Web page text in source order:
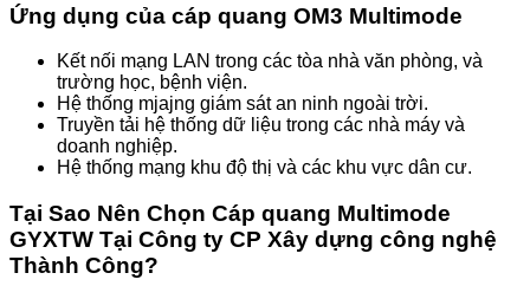
Ứng dụng của cáp quang OM3 Multimode
Kết nối mạng LAN trong các tòa nhà văn phòng, và
trường học, bệnh viện.
Hệ thống mjajng giám sát an ninh ngoài trời.
Truyền tải hệ thống dữ liệu trong các nhà máy và
doanh nghiệp.
Hệ thống mạng khu độ thị và các khu vực dân cư.
Tại Sao Nên Chọn Cáp quang Multimode
GYXTW Tại Công ty CP Xây dựng công nghệ
Thành Công?